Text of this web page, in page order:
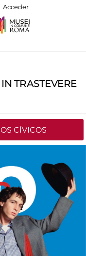
Acceder
TRASTEVERE
CÍVICOS